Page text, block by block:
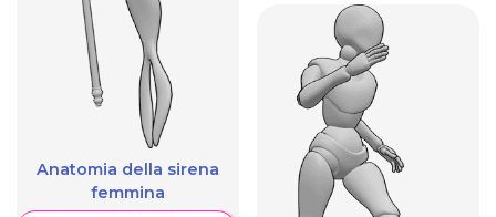
Anatomia della sirena
femmina